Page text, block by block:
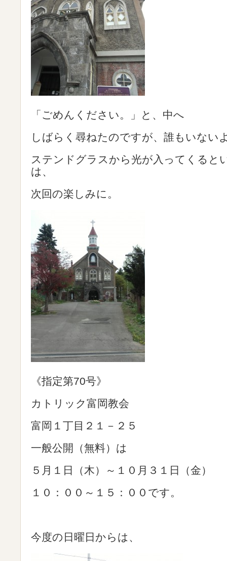
「ごめんください。」と、中へ
しばらく尋ねたのですが、誰もいない
ステンドグラスから光が入ってくると
は、
次回の楽しみに。
《指定第70号》
カトリック富岡教会
富岡１丁目２１－２５
一般公開（無料）は
５月１日（木）～１０月３１日（金）
１０：００～１５：００です。
今度の日曜日からは、